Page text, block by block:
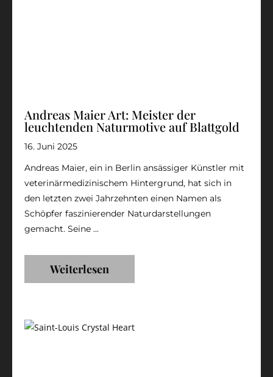
Andreas Maier Art: Meister der
leuchtenden Naturmotive auf Blattgold
16. Juni 2025
Andreas Maier, ein in Berlin ansässiger Künstler mit
veterinärmedizinischem Hintergrund, hat sich in
den letzten zwei Jahrzehnten einen Namen als
Schöpfer faszinierender Naturdarstellungen
gemacht. Seine ...
Weiterlesen